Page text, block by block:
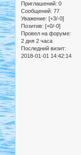
Приглашений: 0
Сообщений: 77
Уважение: [+3/-0]
Позитив: [+0/-0]
Провел на форуме:
2 дня 2 часа
Последний визит:
2018-01-01 14:42:14